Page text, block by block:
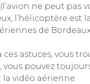
ne peut pas
l’hélicoptère
de
ces astuces, vous
vous pouvez
vidéo aérienne.